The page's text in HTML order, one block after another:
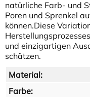
natürliche Farb- und
Poren und Sprenkel
können.Diese
und einzigartigen
schätzen.
Material:
Farbe: